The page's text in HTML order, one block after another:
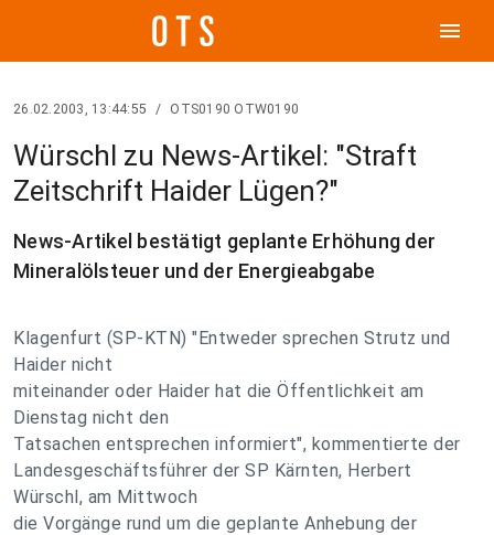
menu
26.02.2003, 13:44:55 / OTS0190 OTW0190
Würschl zu News-Artikel: "Straft
Zeitschrift Haider Lügen?"
News-Artikel bestätigt geplante Erhöhung der
Mineralölsteuer und der Energieabgabe
Klagenfurt (SP-KTN) "Entweder sprechen Strutz und
Haider nicht
miteinander oder Haider hat die Öffentlichkeit am
Dienstag nicht den
Tatsachen entsprechen informiert", kommentierte der
Landesgeschäftsführer der SP Kärnten, Herbert
Würschl, am Mittwoch
die Vorgänge rund um die geplante Anhebung der